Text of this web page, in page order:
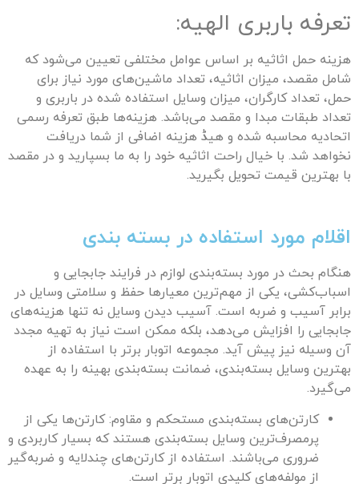
تعرفه باربری الهیه:
هزینه حمل اثاثیه بر اساس عوامل مختلفی تعیین می‌شود که
شامل مقصد، میزان اثاثیه، تعداد ماشین‌های مورد نیاز برای
حمل، تعداد کارگران، میزان وسایل استفاده شده در باربری و
تعداد طبقات مبدا و مقصد می‌باشد. هزینه‌ها طبق تعرفه رسمی
اتحادیه محاسبه شده و هیڈ هزینه اضافی از شما دریافت
نخواهد شد. با خیال راحت اثاثیه خود را به ما بسپارید و در مقصد
با بهترین قیمت تحویل بگیرید.
اقلام مورد استفاده در بسته بندی
هنگام بحث در مورد بسته‌بندی لوازم در فرایند جابجایی و
اسباب‌کشی، یکی از مهم‌ترین معیارها حفظ و سلامتی وسایل در
برابر آسیب و ضربه است. آسیب دیدن وسایل نه تنها هزینه‌های
جابجایی را افزایش می‌دهد، بلکه ممکن است نیاز به تهیه مجدد
آن وسیله نیز پیش آید. مجموعه اتوبار برتر با استفاده از
بهترین وسایل بسته‌بندی، ضمانت بسته‌بندی بهینه را به عهده
می‌گیرد.
کارتن‌های بسته‌بندی مستحکم و مقاوم: کارتن‌ها یکی از
پرمصرف‌ترین وسایل بسته‌بندی هستند که بسیار کاربردی و
ضروری می‌باشند. استفاده از کارتن‌های چندلایه و ضربه‌گیر
از مولفه‌های کلیدی اتوبار برتر است.